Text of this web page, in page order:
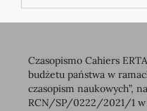
Czasopismo Cahiers
budżetu państwa w
czasopism naukowych”,
RCN/SP/0222/2021/1 w